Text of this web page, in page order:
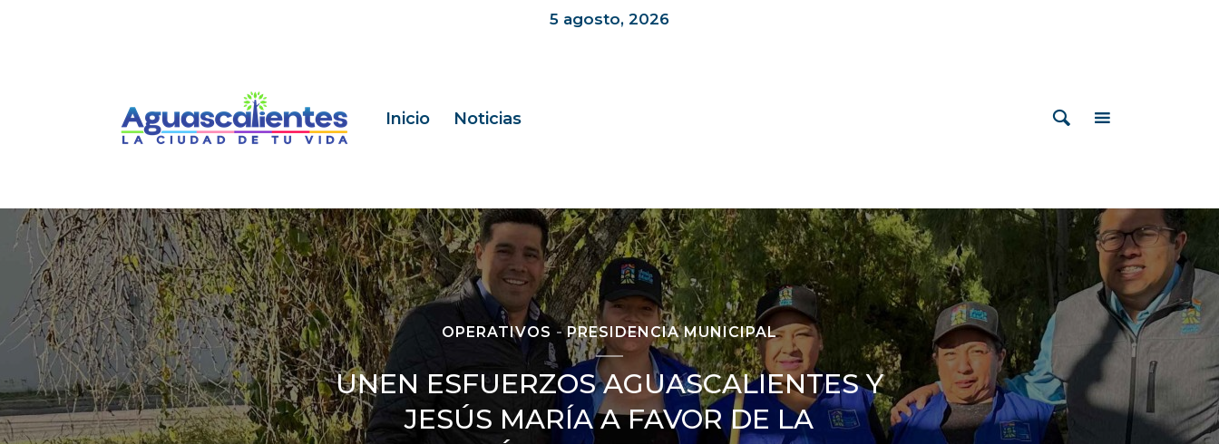
5 agosto, 2026
Inicio Noticias
OPERATIVOS PRESIDENCIA MUNICIPAL
UNEN ESFUERZOS AGUASCALIENTES Y
JESÚS MARÍA A FAVOR DE LA